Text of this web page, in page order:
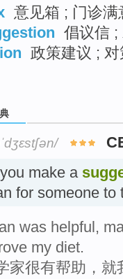
意见箱 ; 门诊
倡议信 ;
政策建议 ;
make a
for someone to
was helpful,
my diet.
家很有帮助，